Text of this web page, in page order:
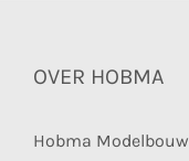
OVER HOBMA
Hobma Modelbouw